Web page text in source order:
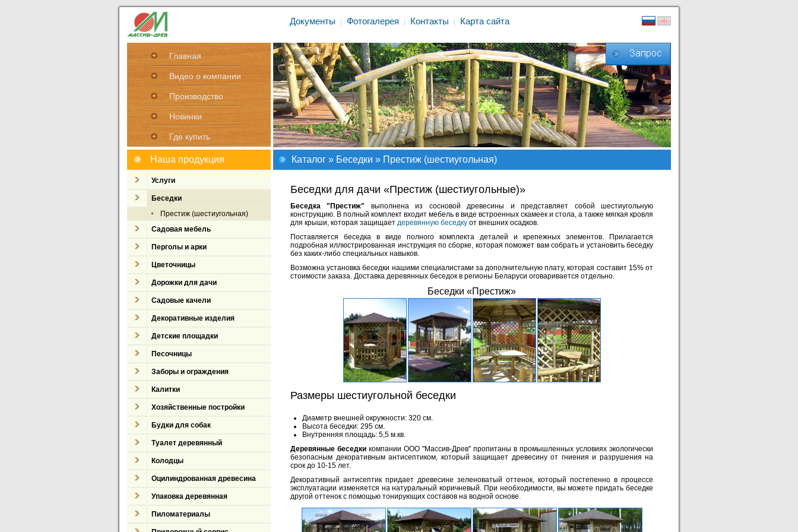
Документы Фотогалерея Контакты Карта сайта
Главная
Видео о компании
Производство
Новинки
Где купить
Наша продукция Каталог » Беседки » Престиж (шестиугольная)
Услуги
Беседки
Престиж (шестиугольная)
Садовая мебель
Перголы и арки
Цветочницы
Дорожки для дачи
Садовые качели
Декоративные изделия
Детские площадки
Песочницы
Заборы и ограждения
Калитки
Хозяйственные постройки
Будки для собак
Туалет деревянный
Колодцы
Оцилиндрованная древесина
Упаковка деревянная
Пиломатериалы
Беседки для дачи «Престиж (шестиугольные)»
Беседка "Престиж"
выполнена из сосновой древесины и представляет собой шестиугольную
конструкцию. В полный комплект входит мебель в виде встроенных скамеек и стола, а также мягкая кровля
для крыши, которая защищает деревянную беседку от внешних осадков.
Поставляется беседка в виде полного комплекта деталей и крепежных элементов. Прилагается
подробная иллюстрированная инструкция по сборке, которая поможет вам собрать и установить беседку
без каких-либо специальных навыков.
Возможна установка беседки нашими специалистами за дополнительную плату, которая составит 15% от
стоимости заказа. Доставка деревянных беседок в регионы Беларуси оговаривается отдельно.
Беседки «Престиж»
Размеры шестиугольной беседки
Диаметр внешней окружности: 320 см.
Высота беседки: 295 см.
Внутренняя площадь: 5,5 м.кв.
Деревянные беседки компании ООО "Массив-Древ" пропитаны в промышленных условиях экологически
безопасным декоративным антисептиком, который защищает древесину от гниения и разрушения на
срок до 10-15 лет.
Декоративный антисептик придает древесине зеленоватый оттенок, который постепенно в процессе
эксплуатации изменяется на натуральный коричневый. При необходимости, вы можете придать беседке
другой оттенок с помощью тонирующих составов на водной основе.